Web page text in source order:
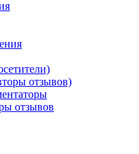
отзывов)
отзывов